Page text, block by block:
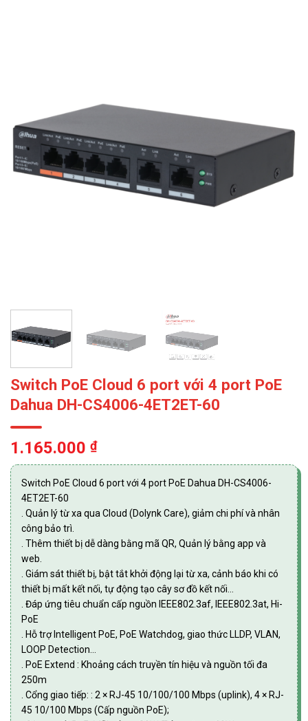
Switch PoE Cloud 6 port với 4 port PoE
Dahua DH-CS4006-4ET2ET-60
1.165.000 ₫
Switch PoE Cloud 6 port với 4 port PoE Dahua DH-CS4006-
4ET2ET-60
. Quản lý từ xa qua Cloud (Dolynk Care), giảm chi phí và nhân
công bảo trì.
. Thêm thiết bị dễ dàng bằng mã QR, Quản lý bằng app và
web.
. Giám sát thiết bị, bật tắt khởi động lại từ xa, cảnh báo khi có
thiết bị mất kết nối, tự động tạo cây sơ đồ kết nối…
. Đáp ứng tiêu chuẩn cấp nguồn IEEE802.3af, IEEE802.3at, Hi-
PoE
. Hỗ trợ Intelligent PoE, PoE Watchdog, giao thức LLDP, VLAN,
LOOP Detection…
. PoE Extend : Khoảng cách truyền tín hiệu và nguồn tối đa
250m
. Cổng giao tiếp: : 2 × RJ-45 10/100/100 Mbps (uplink), 4 × RJ-
45 10/100 Mbps (Cấp nguồn PoE);